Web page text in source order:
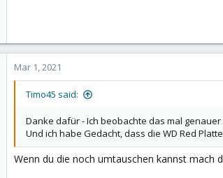
Mar 1, 2021
Timo45 said:
Danke dafür - Ich beobachte das mal
Und ich habe Gedacht, dass die WD Red
Wenn du die noch umtauschen kannst mach